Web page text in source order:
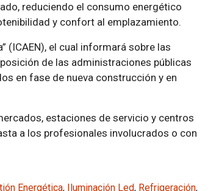
reduciendo el consumo energético
y confort al emplazamiento.
(ICAEN), el cual informará sobre las
de las administraciones públicas
en fase de nueva construcción y en
estaciones de servicio y centros
a los profesionales involucrados o con
Energética, Iluminación Led, Refrigeración,